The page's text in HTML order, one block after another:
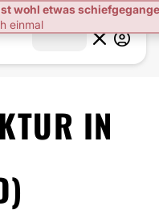
wohl etwas
einmal
IN